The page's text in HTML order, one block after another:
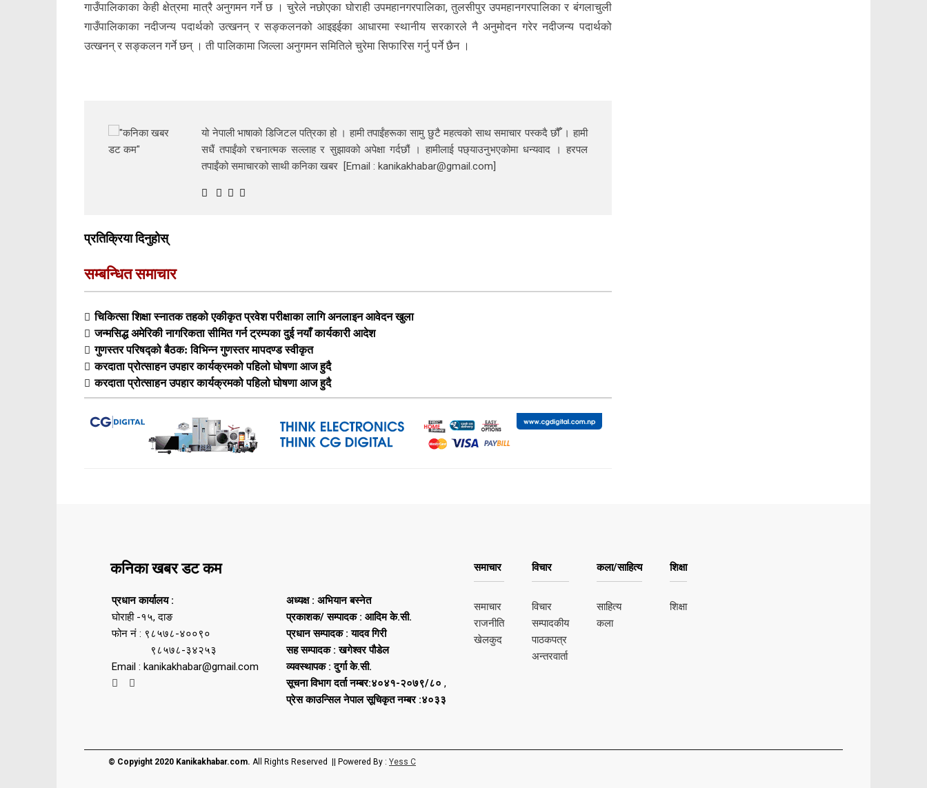
गाउँपालिकाका केही क्षेत्रमा मात्रै अनुगमन गर्ने छ । चुरेले नछोएका घोराही उपमहानगरपालिका, तुलसीपुर उपमहानगरपालिका र बंगलाचुली
गाउँपालिकाका नदीजन्य पदार्थको उत्खनन् र सङ्कलनको आइइईका आधारमा स्थानीय सरकारले नै अनुमोदन गरेर नदीजन्य पदार्थको
उत्खनन् र सङ्कलन गर्ने छन् । ती पालिकामा जिल्ला अनुगमन समितिले चुरेमा सिफारिस गर्नु पर्ने छैन ।
यो नेपाली भाषाको डिजिटल पत्रिका हो । हामी तपाईंहरूका सामु छुटै महत्वको साथ समाचार पस्कदै छौँँ । हामी
सधैं तपाईंको रचनात्मक सल्लाह र सुझावको अपेक्षा गर्दछौं । हामीलाई पछ्याउनुभएकोमा धन्यवाद । हरपल
तपाईंको समाचारको साथी कनिका खबर [Email : kanikakhabar@gmail.com]
प्रतिक्रिया दिनुहोस्
सम्बन्धित समाचार
चिकित्सा शिक्षा स्नातक तहको एकीकृत प्रवेश परीक्षाका लागि अनलाइन आवेदन खुला
जन्मसिद्ध अमेरिकी नागरिकता सीमित गर्न ट्रम्पका दुई नयाँ कार्यकारी आदेश
गुणस्तर परिषद्को बैठक: विभिन्न गुणस्तर मापदण्ड स्वीकृत
करदाता प्रोत्साहन उपहार कार्यक्रमको पहिलो घोषणा आज हुदै
करदाता प्रोत्साहन उपहार कार्यक्रमको पहिलो घोषणा आज हुदै
कनिका खबर डट कम
प्रधान कार्यालय :
घोराही -१५, दाङ
फोन नं : ९८५७८-४००९०
९८५७८-३४२५३
Email : kanikakhabar@gmail.com
अध्यक्ष : अभियान बस्नेत
प्रकाशक/ सम्पादक : आदिम के.सी.
प्रधान सम्पादक : यादव गिरी
सह सम्पादक : खगेश्वर पौडेल
व्यवस्थापक : दुर्गा के.सी.
सूचना विभाग दर्ता नम्बर:४०४१-२०७९/८० ,
प्रेस काउन्सिल नेपाल सूचिकृत नम्बर :४०३३
समाचार
समाचार
राजनीति
खेलकुद
विचार
विचार
सम्पादकीय
पाठकपत्र
अन्तरवार्ता
कला/साहित्य
साहित्य
कला
शिक्षा
शिक्षा
© Copyight 2020 Kanikakhabar.com. All Rights Reserved || Powered By : Yess C